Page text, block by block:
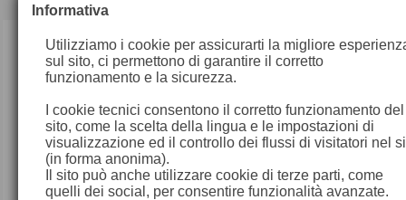
Informativa
Utilizziamo i cookie per assicurarti la migliore
sul sito, ci permettono di garantire il corretto
funzionamento e la sicurezza.
I cookie tecnici consentono il corretto funzionamento del
sito, come la scelta della lingua e le impostazioni di
visualizzazione ed il controllo dei flussi di visitatori nel
(in forma anonima).
Il sito può anche utilizzare cookie di terze parti, come
quelli dei social, per consentire funzionalità avanzate.